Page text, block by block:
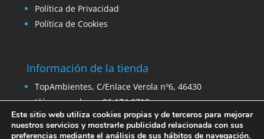
Política de Privacidad
Política de Cookies
Información de la tienda
TopAmbientes, C/Enlace Verola nº6, 46430
Llámanos ahora: 96 174 0712
Email:ventas@venta-stock.com
Este sitio web utiliza cookies propias y de terceros para mejorar
nuestros servicios y mostrarle publicidad relacionada con sus
preferencias mediante el análisis de sus hábitos de navegación.